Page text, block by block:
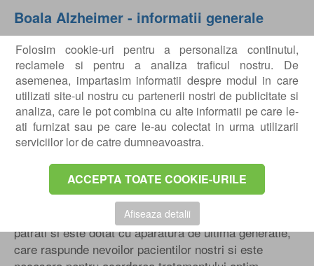
Folosim cookie-uri pentru a personaliza continutul,
reclamele si pentru a analiza traficul nostru. De
asemenea, impartasim informatii despre modul in care
utilizati site-ul nostru cu partenerii nostri de publicitate si
analiza, care le pot combina cu alte informatii pe care le-
ati furnizat sau pe care le-au colectat in urma utilizarii
serviciilor lor de catre dumneavoastra.
ACCEPTA TOATE COOKIE-URILE
Afiseaza detalii
Boala Alzheimer - informatii generale
Boala Alzheimer este cea mai comuna forma de
dementa, afectand pana la 70% din totalul persoanelor
cu dementa. In cazul acestei boli, celulele creierului
degenereaza si mor, provocand o scadere constanta a
memoriei si a functiei mentale.
Cel mai mare factor de risc pentru boala Alzheimer
este varsta inaintata, trei din zece persoane cu varsta
La Centrokinetic, pacientii cu Alzheimer sunt tratati in
cadrul Departamentului de Recuperare Neurologica.
Acesta se intinde pe o suprafata de 120 de metri
patrati si este dotat cu aparatura de ultima generatie,
care raspunde nevoilor pacientilor nostri si este